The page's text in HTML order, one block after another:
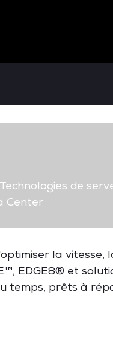
de
Center
la vitesse,
EDGE8® et
temps, prêts à